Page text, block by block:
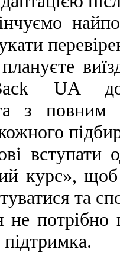
UA
та з
вступати
курс», щоб
та
не
підтримка.